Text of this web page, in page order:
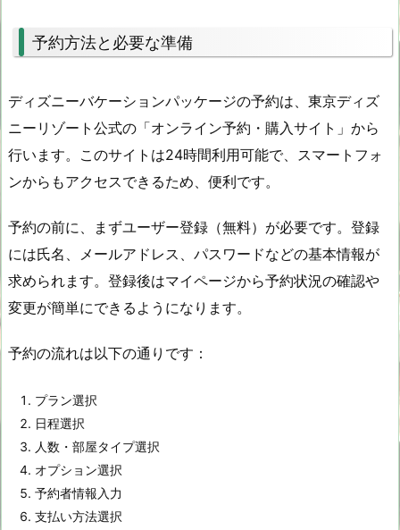
予約方法と必要な準備
ディズニーバケーションパッケージの予約は、東京ディズ
ニーリゾート公式の「オンライン予約・購入サイト」から
行います。このサイトは24時間利用可能で、スマートフォ
ンからもアクセスできるため、便利です。
予約の前に、まずユーザー登録（無料）が必要です。登録
には氏名、メールアドレス、パスワードなどの基本情報が
求められます。登録後はマイページから予約状況の確認や
変更が簡単にできるようになります。
予約の流れは以下の通りです：
プラン選択
日程選択
人数・部屋タイプ選択
オプション選択
予約者情報入力
支払い方法選択